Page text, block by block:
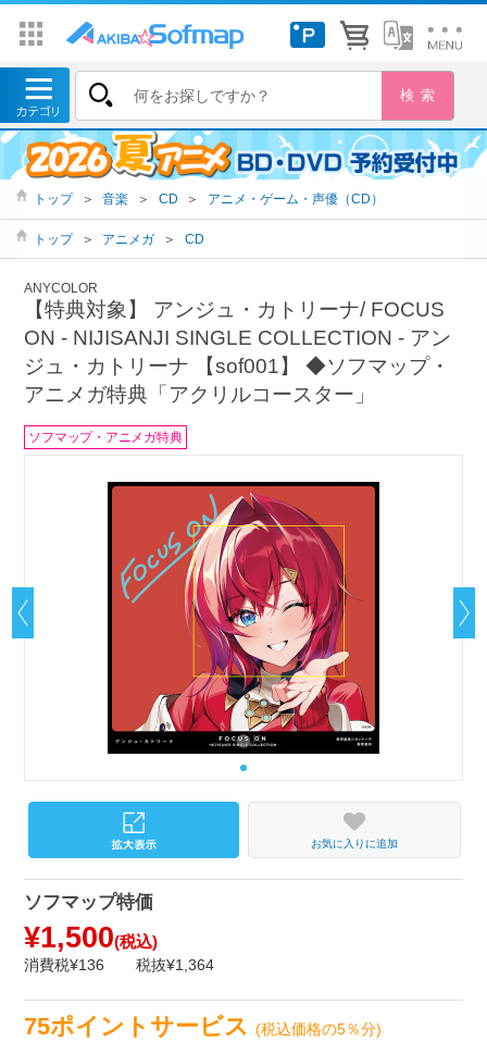
トップ ＞ 音楽 ＞ CD ＞ アニメ・ゲーム・声優（CD）
トップ ＞ アニメガ ＞ CD
ANYCOLOR
【特典対象】 アンジュ・カトリーナ/ FOCUS
ON ‐ NIJISANJI SINGLE COLLECTION ‐ アン
ジュ・カトリーナ 【sof001】 ◆ソフマップ・
アニメガ特典「アクリルコースター」
ソフマップ・アニメガ特典
お気に入りに追加
ソフマップ特価
¥1,500(税込)
消費税¥136 税抜¥1,364
75ポイントサービス(税込価格の5％分)